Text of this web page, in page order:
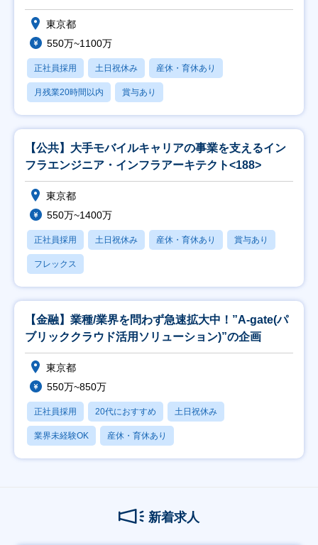
東京都
550万~1100万
正社員採用 土日祝休み 産休・育休あり
月残業20時間以内 賞与あり
【公共】大手モバイルキャリアの事業を支えるイン
フラエンジニア・インフラアーキテクト<188>
東京都
550万~1400万
正社員採用 土日祝休み 産休・育休あり 賞与あり
フレックス
【金融】業種/業界を問わず急速拡大中！”A-gate(パ
ブリッククラウド活用ソリューション)”の企画
東京都
550万~850万
正社員採用 20代におすすめ 土日祝休み
業界未経験OK 産休・育休あり
新着求人